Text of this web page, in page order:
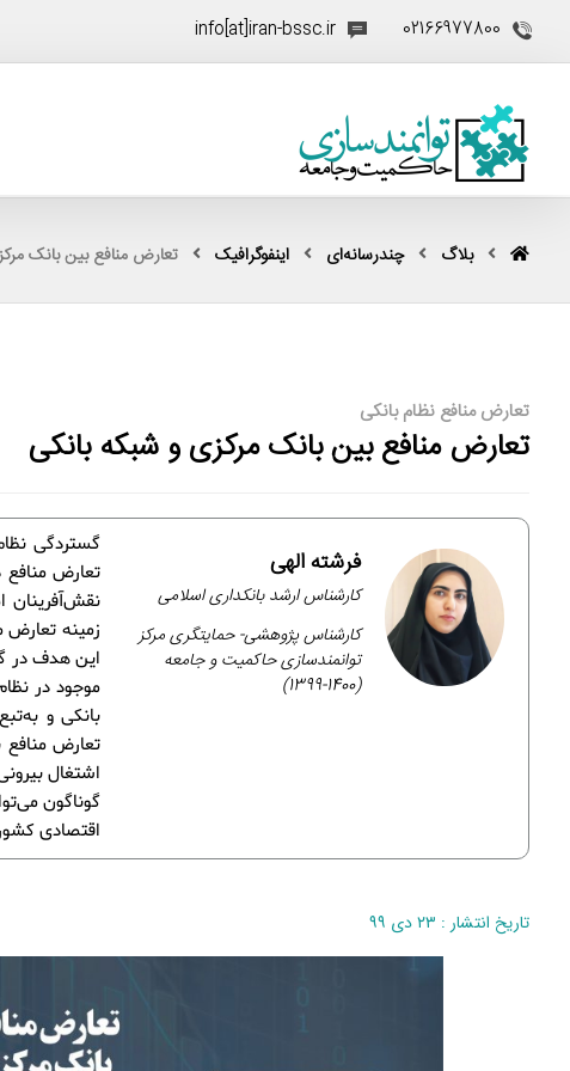
02166977800
info[at]iran-bssc.ir
بلاگ چندرسانه‌ای اینفوگرافیک تعارض منافع بین بانک
تعارض منافع نظام بانکی
تعارض منافع بین بانک مرکزی و شبکه بانکی
گستردگی
تعارض منافع
نقش‌آفرینان
زمینه تعارض
این هدف در
موجود در
بانکی و
تعارض منافع
اشتغال
گوناگون
اقتصادی
فرشته الهی
کارشناس ارشد بانکداری اسلامی
کارشناس پژوهشی- حمایتگری مرکز
توانمندسازی حاکمیت و جامعه
(1400-1399)
تاریخ انتشار : ۲۳ دی ۹۹